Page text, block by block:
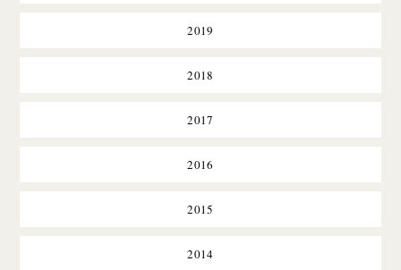
2019
2018
2017
2016
2015
2014